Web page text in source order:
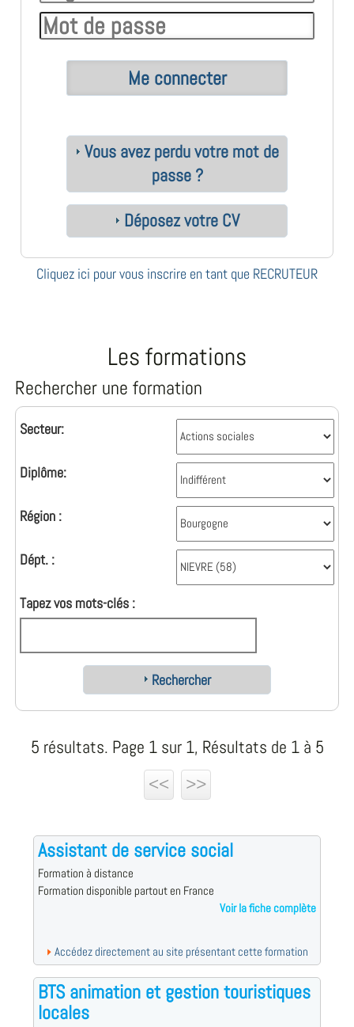
Vous avez perdu votre mot de
passe ?
Déposez votre CV
Cliquez ici pour vous inscrire en tant que RECRUTEUR
Les formations
Rechercher une formation
Secteur:
Diplôme:
Région :
Dépt. :
Tapez vos mots-clés :
Rechercher
5 résultats. Page 1 sur 1, Résultats de 1 à 5
<<
>>
Assistant de service social
Formation à distance
Formation disponible partout en France
Voir la fiche complète
Accédez directement au site présentant cette formation
BTS animation et gestion touristiques
locales